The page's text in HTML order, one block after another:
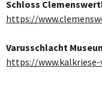
Schloss
https://
Varusschlacht
https://www.kalkriese-